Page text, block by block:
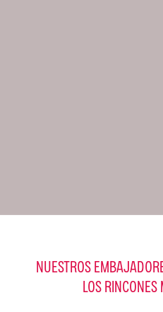
NUESTROS
LOS